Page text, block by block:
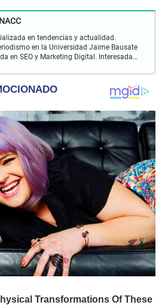
en tendencias y actualidad.
en la Universidad Jaime Bausate
en SEO y Marketing Digital. Interesada